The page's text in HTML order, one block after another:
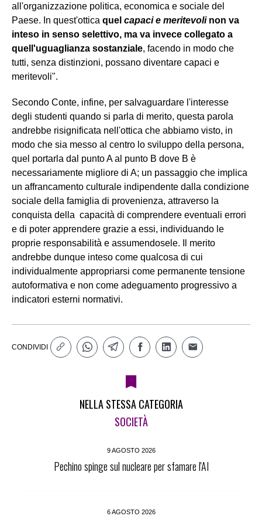
all'organizzazione politica, economica e sociale del
Paese. In quest'ottica quel capaci e meritevolinon va
inteso in senso selettivo, ma va invece collegato a
quell'uguaglianza sostanziale, facendo in modo che
tutti, senza distinzioni, possano diventare capaci e
meritevoli".
Secondo Conte, infine, per salvaguardare l'interesse
degli studenti quando si parla di merito, questa parola
andrebbe risignificata nell'ottica che abbiamo visto, in
modo che sia messo al centro lo sviluppo della persona,
quel portarla dal punto A al punto B dove B è
necessariamente migliore di A; un passaggio che implica
un affrancamento culturale indipendente dalla condizione
sociale della famiglia di provenienza, attraverso la
conquista della capacità di comprendere eventuali errori
e di poter apprendere grazie a essi, individuando le
proprie responsabilità e assumendosele. Il merito
andrebbe dunque inteso come qualcosa di cui
individualmente appropriarsi come permanente tensione
autoformativa e non come adeguamento progressivo a
indicatori esterni normativi.
CONDIVIDI
NELLA STESSA CATEGORIA
SOCIETÀ
9 AGOSTO 2026
Pechino spinge sul nucleare per sfamare l'AI
6 AGOSTO 2026